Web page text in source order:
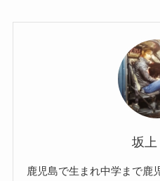
坂
鹿児島で生まれ中学まで鹿